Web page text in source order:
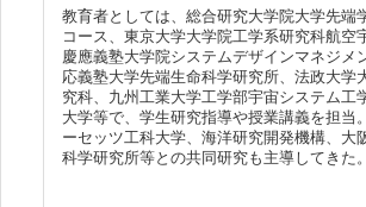
教育者としては、総合研究大学院大学先端
コース、東京大学大学院工学系研究科航空
慶應義塾大学院システムデザインマネジメ
応義塾大学先端生命科学研究所、法政大学
究科、九州工業大学工学部宇宙システム工
大学等で、学生研究指導や授業講義を担当
ーセッツ工科大学、海洋研究開発機構、大
科学研究所等との共同研究も主導してきた。